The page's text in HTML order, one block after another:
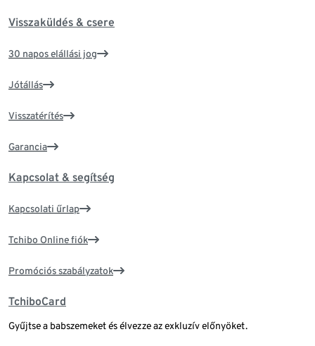
Visszaküldés & csere
30 napos elállási jog
Jótállás
Visszatérítés
Garancia
Kapcsolat & segítség
Kapcsolati űrlap
Tchibo Online fiók
Promóciós szabályzatok
TchiboCard
Gyűjtse a babszemeket és élvezze az exkluzív előnyöket.